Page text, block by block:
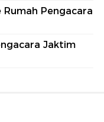
Pengacara
Jaktim